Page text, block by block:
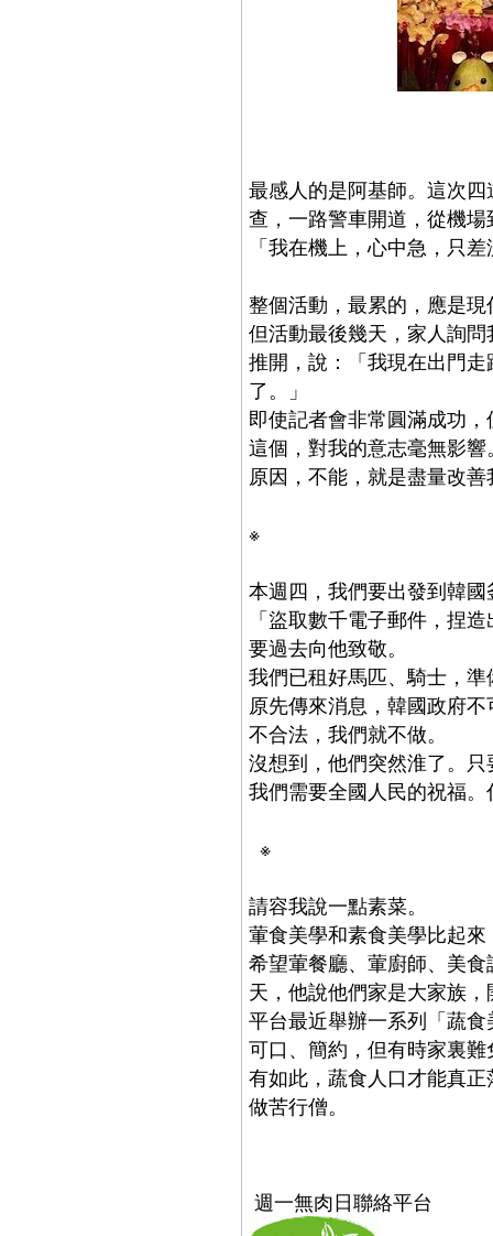
最感人的是阿基師。這次
查，一路警車開道，從機
「我在機上，心中急，只
整個活動，最累的，應是
但活動最後幾天，家人詢
推開，說：「我現在出門
了。」
即使記者會非常圓滿成功
這個，對我的意志毫無影
原因，不能，就是盡量改
※
本週四，我們要出發到韓
「盜取數千電子郵件，捏
要過去向他致敬。
我們已租好馬匹、騎士，
原先傳來消息，韓國政府
不合法，我們就不做。
沒想到，他們突然淮了。
我們需要全國人民的祝福
※
請容我說一點素菜。
葷食美學和素食美學比起
希望葷餐廳、葷廚師、美
天，他說他們家是大家族
平台最近舉辦一系列「蔬
可口、簡約，但有時家裏
有如此，蔬食人口才能真
做苦行僧。
週一無肉日聯絡平台